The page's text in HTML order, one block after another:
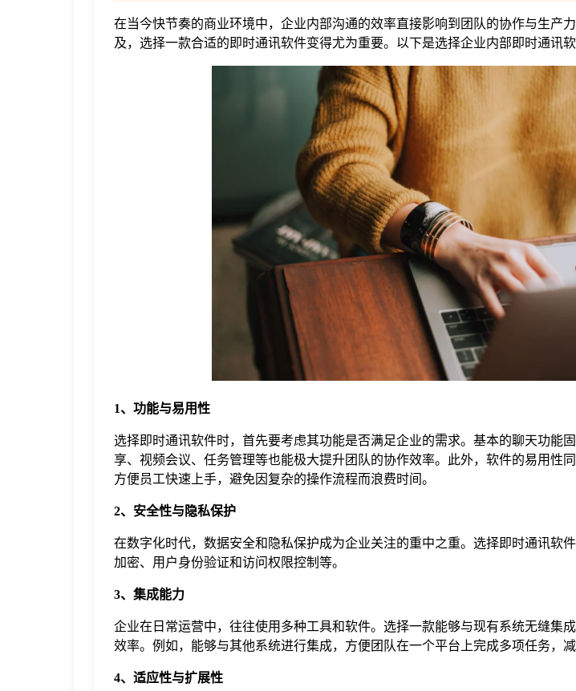
在当今快节奏的商业环境中，企业内部沟通的效率直接影响到团队的协作与生产
及，选择一款合适的即时通讯软件变得尤为重要。以下是选择企业内部即时通讯
1、功能与易用性
选择即时通讯软件时，首先要考虑其功能是否满足企业的需求。基本的聊天功能
享、视频会议、任务管理等也能极大提升团队的协作效率。此外，软件的易用性
方便员工快速上手，避免因复杂的操作流程而浪费时间。
2、安全性与隐私保护
在数字化时代，数据安全和隐私保护成为企业关注的重中之重。选择即时通讯软
加密、用户身份验证和访问权限控制等。
3、集成能力
企业在日常运营中，往往使用多种工具和软件。选择一款能够与现有系统无缝集
效率。例如，能够与其他系统进行集成，方便团队在一个平台上完成多项任务，
4、适应性与扩展性